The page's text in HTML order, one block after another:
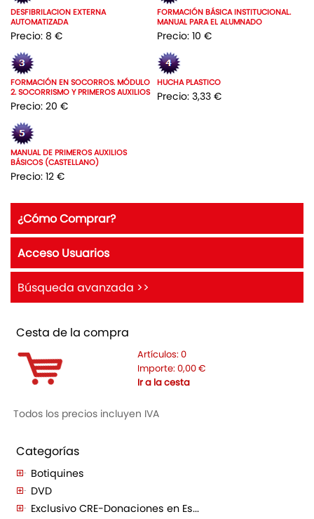
DESFIBRILACION EXTERNA
AUTOMATIZADA
Precio: 8 €
FORMACIÓN BÁSICA INSTITUCIONAL.
MANUAL PARA EL ALUMNADO
Precio: 10 €
FORMACIÓN EN SOCORROS. MÓDULO
2. SOCORRISMO Y PRIMEROS AUXILIOS
Precio: 20 €
HUCHA PLASTICO
Precio: 3,33 €
MANUAL DE PRIMEROS AUXILIOS
BÁSICOS (CASTELLANO)
Precio: 12 €
¿Cómo Comprar?
Acceso Usuarios
Búsqueda avanzada >>
Cesta de la compra
Artículos: 0
Importe: 0,00 €
Ir a la cesta
Todos los precios incluyen IVA
Categorías
Botiquines
DVD
Exclusivo CRE-Donaciones en Es...